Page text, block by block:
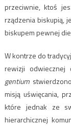
przeciwnie, ktoś
rządzenia biskupią,
biskupem pewnej
W kontrze do
rewizji odwiecznej
gentium
misją uświęcania,
które jednak ze
hierarchicznej